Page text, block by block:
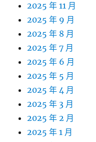
2025 年 11 月
2025 年 9 月
2025 年 8 月
2025 年 7 月
2025 年 6 月
2025 年 5 月
2025 年 4 月
2025 年 3 月
2025 年 2 月
2025 年 1 月